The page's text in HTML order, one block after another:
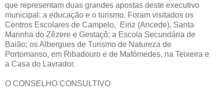
que representam duas grandes apostas deste executivo
municipal: a educação e o turismo. Foram visitados os
Centros Escolares de Campelo, Eiriz (Ancede), Santa
Marinha do Zêzere e Gestaçô; a Escola Secundária de
Baião; os Albergues de Turismo de Natureza de
Portomanso, em Ribadouro e de Mafómedes, na Teixeira e
a Casa do Lavrador.
O CONSELHO CONSULTIVO